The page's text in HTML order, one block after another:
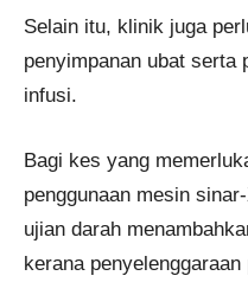
Selain itu, klinik juga
penyimpanan ubat serta
infusi.
Bagi kes yang
penggunaan mesin
ujian darah
kerana